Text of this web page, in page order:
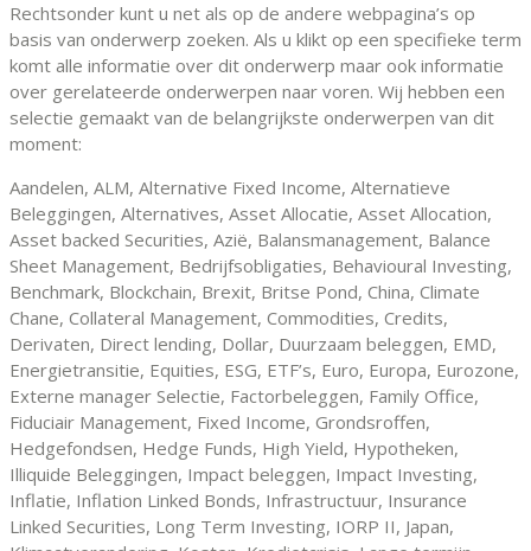
Rechtsonder kunt u net als op de andere webpagina’s op
basis van onderwerp zoeken. Als u klikt op een specifieke term
komt alle informatie over dit onderwerp maar ook informatie
over gerelateerde onderwerpen naar voren. Wij hebben een
selectie gemaakt van de belangrijkste onderwerpen van dit
moment:
Aandelen, ALM, Alternative Fixed Income, Alternatieve
Beleggingen, Alternatives, Asset Allocatie, Asset Allocation,
Asset backed Securities, Azië, Balansmanagement, Balance
Sheet Management, Bedrijfsobligaties, Behavioural Investing,
Benchmark, Blockchain, Brexit, Britse Pond, China, Climate
Chane, Collateral Management, Commodities, Credits,
Derivaten, Direct lending, Dollar, Duurzaam beleggen, EMD,
Energietransitie, Equities, ESG, ETF’s, Euro, Europa, Eurozone,
Externe manager Selectie, Factorbeleggen, Family Office,
Fiduciair Management, Fixed Income, Grondsroffen,
Hedgefondsen, Hedge Funds, High Yield, Hypotheken,
Illiquide Beleggingen, Impact beleggen, Impact Investing,
Inflatie, Inflation Linked Bonds, Infrastructuur, Insurance
Linked Securities, Long Term Investing, IORP II, Japan,